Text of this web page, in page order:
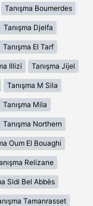
Tanışma Boumerdes
Tanışma Djelfa
Tanışma El Tarf
Illizi Tanışma Jijel
Tanışma M Sila
Tanışma Mila
Tanışma Northern
Oum El Bouaghi
Relizane
Sidi Bel Abbès
Tamanrasset